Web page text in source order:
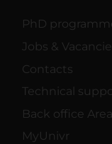
PhD
Jobs &
Contacts
Technical
Back office
MyUnivr